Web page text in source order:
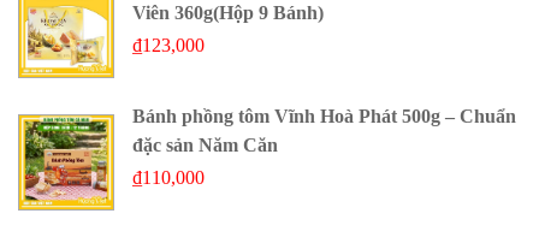
Viên 360g(Hộp 9 Bánh)
₫123,000
Bánh phồng tôm Vĩnh Hoà Phát 500g – Chuẩn
đặc sản Năm Căn
₫110,000